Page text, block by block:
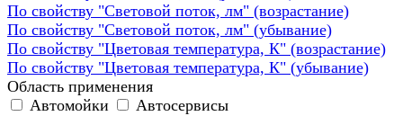
По свойству "Световой поток, лм" (возрастание)
По свойству "Световой поток, лм" (убывание)
По свойству "Цветовая температура, К" (возрастание)
По свойству "Цветовая температура, К" (убывание)
Область применения
Автомойки
Автосервисы